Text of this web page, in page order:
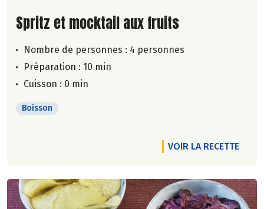
Lire la suite de la recette
Spritz et mocktail aux fruits
Nombre de personnes : 4 personnes
Préparation : 10 min
Cuisson : 0 min
Boisson
VOIR LA RECETTE